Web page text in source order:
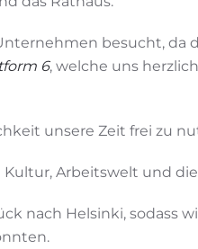
besucht,
6, welche uns
unsere Zeit frei zu
Arbeitswelt und
nach Helsinki, sodass